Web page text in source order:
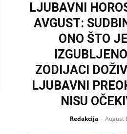
LJUBAVNI
AVGUST:
ONO ŠTO
ZODIJACI
LJUBAVNI
NISU
Redakcija - August